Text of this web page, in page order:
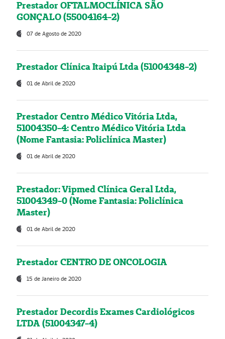
Prestador OFTALMOCLÍNICA SÃO
GONÇALO (55004164-2)
07 de Agosto de 2020
Prestador Clínica Itaipú Ltda (51004348-2)
01 de Abril de 2020
Prestador Centro Médico Vitória Ltda,
51004350-4: Centro Médico Vitória Ltda
(Nome Fantasia: Policlínica Master)
01 de Abril de 2020
Prestador: Vipmed Clínica Geral Ltda,
51004349-0 (Nome Fantasia: Policlínica
Master)
01 de Abril de 2020
Prestador CENTRO DE ONCOLOGIA
15 de Janeiro de 2020
Prestador Decordis Exames Cardiológicos
LTDA (51004347-4)